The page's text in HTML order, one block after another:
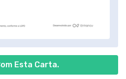
Esta Carta.